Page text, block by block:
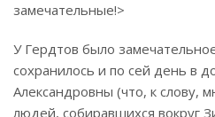
замечательные!>
У Гердтов было
сохранилось и по сей день в
Александровны (что, к слову,
людей, собиравшихся вокруг